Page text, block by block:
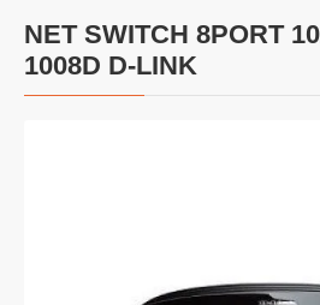
NET SWITCH 8PORT
1008D D-LINK